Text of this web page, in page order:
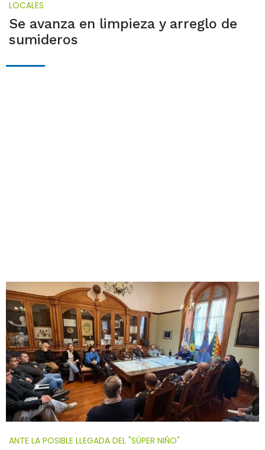
LOCALES
Se avanza en limpieza y arreglo de
sumideros
ANTE LA POSIBLE LLEGADA DEL "SÚPER NIÑO"